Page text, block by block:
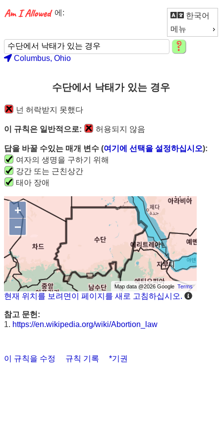
한국어
메뉴
에:
Columbus, Ohio
수단에서 낙태가 있는 경우
넌 허락받지 못했다
이 규칙은 일반적으로: 허용되지 않음
답을 바꿀 수있는 매개 변수 (여기에 선택을 설정하십시오):
여자의 생명을 구하기 위해
강간 또는 근친상간
태아 장애
+
−
Map data @2026 GoogleTerms
현재 위치를 보려면이 페이지를 새로 고침하십시오.
참고 문헌:
1. https://en.wikipedia.org/wiki/Abortion_law
이 규칙을 수정 규칙 기록 *기권